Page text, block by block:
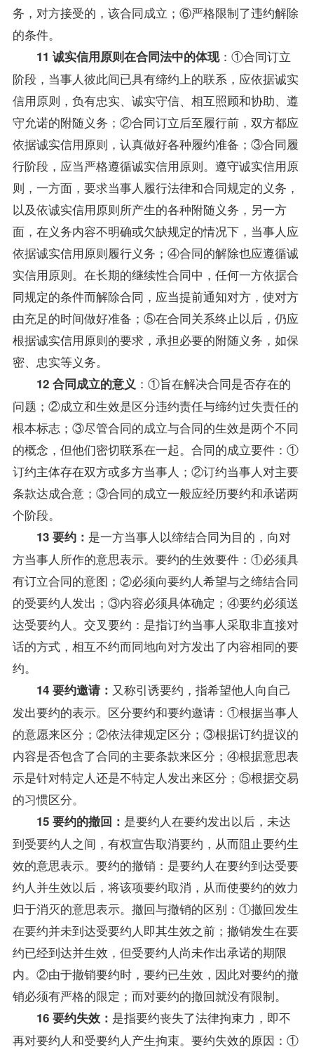
务，对方接受的，该合同成立；⑥严格限制了违约解除
的条件。
11 诚实信用原则在合同法中的体现：①合同订立
阶段，当事人彼此间已具有缔约上的联系，应依据诚实
信用原则，负有忠实、诚实守信、相互照顾和协助、遵
守允诺的附随义务；②合同订立后至履行前，双方都应
依据诚实信用原则，认真做好各种履约准备；③合同履
行阶段，应当严格遵循诚实信用原则。遵守诚实信用原
则，一方面，要求当事人履行法律和合同规定的义务，
以及依诚实信用原则所产生的各种附随义务，另一方
面，在义务内容不明确或欠缺规定的情况下，当事人应
依据诚实信用原则履行义务；④合同的解除也应遵循诚
实信用原则。在长期的继续性合同中，任何一方依据合
同规定的条件而解除合同，应当提前通知对方，使对方
由充足的时间做好准备；⑤在合同关系终止以后，仍应
根据诚实信用原则的要求，承担必要的附随义务，如保
密、忠实等义务。
12 合同成立的意义 ：①旨在解决合同是否存在的
问题；②成立和生效是区分违约责任与缔约过失责任的
根本标志；③尽管合同的成立与合同的生效是两个不同
的概念，但他们密切联系在一起。合同的成立要件：①
订约主体存在双方或多方当事人；②订约当事人对主要
条款达成合意；③合同的成立一般应经历要约和承诺两
个阶段。
13 要约： 是一方当事人以缔结合同为目的，向对
方当事人所作的意思表示。要约的生效要件：①必须具
有订立合同的意图；②必须向要约人希望与之缔结合同
的受要约人发出；③内容必须具体确定；④要约必须送
达受要约人。交叉要约：是指订约当事人采取非直接对
话的方式，相互不约而同地向对方发出了内容相同的要
约。
14 要约邀请： 又称引诱要约，指希望他人向自己
发出要约的表示。区分要约和要约邀请：①根据当事人
的意愿来区分；②依法律规定区分；③根据订约提议的
内容是否包含了合同的主要条款来区分；④根据意思表
示是针对特定人还是不特定人发出来区分；⑤根据交易
的习惯区分。
15 要约的撤回： 是要约人在要约发出以后，未达
到受要约人之间，有权宣告取消要约，从而阻止要约生
效的意思表示。要约的撤销：是要约人在要约到达受要
约人并生效以后，将该项要约取消，从而使要约的效力
归于消灭的意思表示。撤回与撤销的区别：①撤回发生
在要约并未到达受要约人即其生效之前；撤销发生在要
约已经到达并生效，但受要约人尚未作出承诺的期限
内。②由于撤销要约时，要约已生效，因此对要约的撤
销必须有严格的限定；而对要约的撤回就没有限制。
16 要约失效： 是指要约丧失了法律拘束力，即不
再对要约人和受要约人产生拘束。要约失效的原因：①